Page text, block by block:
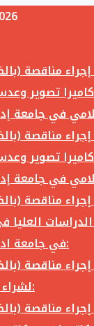
مناقصة
تصوير
مناقصة
تصوير
مناقصة
العليا
في جامعة ادلب وفق الآتي:
مناقصة
لشراء وتوريد ما يلي:
مناقصة